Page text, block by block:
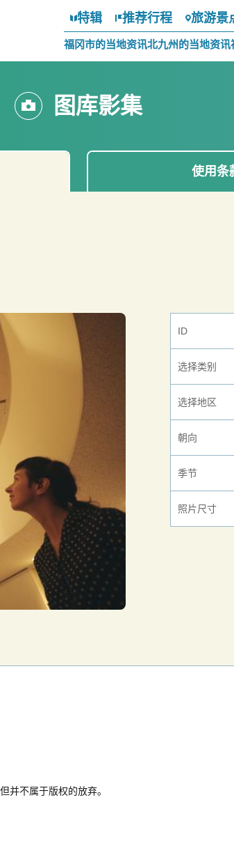
特辑 推荐行程 旅游景
福冈市的当地资讯北九州的当地资讯
图库影集
使用条
ID
选择类别
选择地区
朝向
季节
照片尺寸
并不属于版权的放弃。